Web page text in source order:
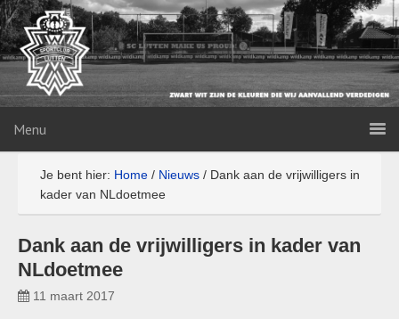
Menu
Je bent hier: Home / Nieuws / Dank aan de vrijwilligers in
kader van NLdoetmee
Dank aan de vrijwilligers in kader van
NLdoetmee
11 maart 2017